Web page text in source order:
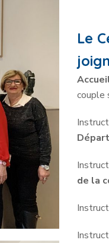
Le
couple
de la